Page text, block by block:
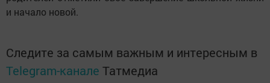
и начало новой.
Следите за самым важным и интересным в
Telegram-канале Татмедиа